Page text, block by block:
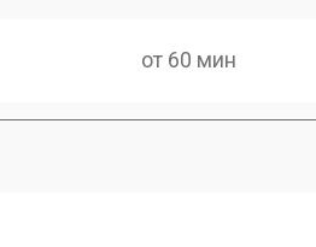
от 60 мин